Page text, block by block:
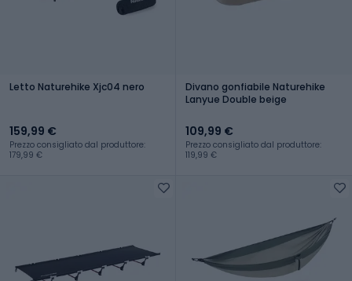
Letto Naturehike Xjc04 nero
159,99 €
Prezzo consigliato dal produttore:
179,99 €
Divano gonfiabile Naturehike
Lanyue Double beige
109,99 €
Prezzo consigliato dal produttore:
119,99 €